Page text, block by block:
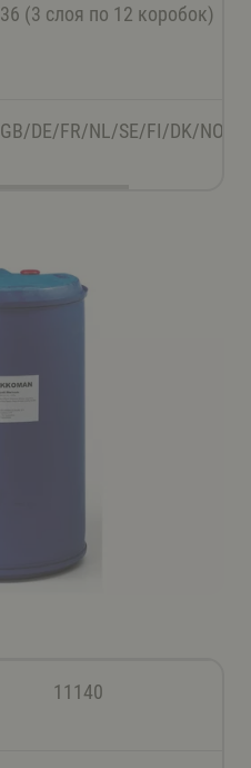
36 (3 слоя по 12 коробок)
GB/DE/FR/NL/SE/FI/DK/NO/
11140